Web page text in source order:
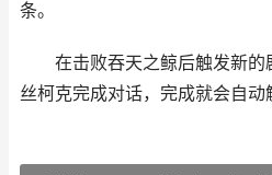
条。
在击败吞天之鲸后触发新
丝柯克完成对话，完成就会自动